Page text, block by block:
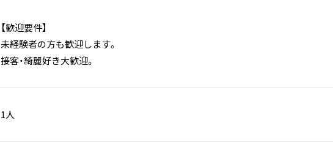
【歓迎要件】
未経験者の方も歓迎します。
接客・綺麗好き大歓迎。
1人